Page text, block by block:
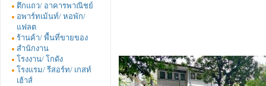
ตึกแถว/ อาคารพาณิชย์
อพาร์ทเม้นท์/ หอพัก/
แฟลต
ร้านค้า/ พื้นที่ขายของ
สำนักงาน
โรงงาน/ โกดัง
โรงแรม/ รีสอร์ท/ เกสท์
เฮ้าส์